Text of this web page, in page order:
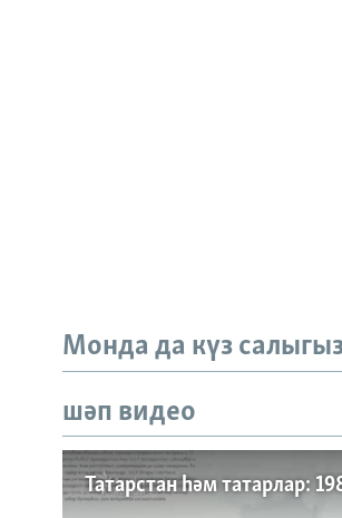
Монда да күз
шәп видео
Татарстан һәм татарлар: